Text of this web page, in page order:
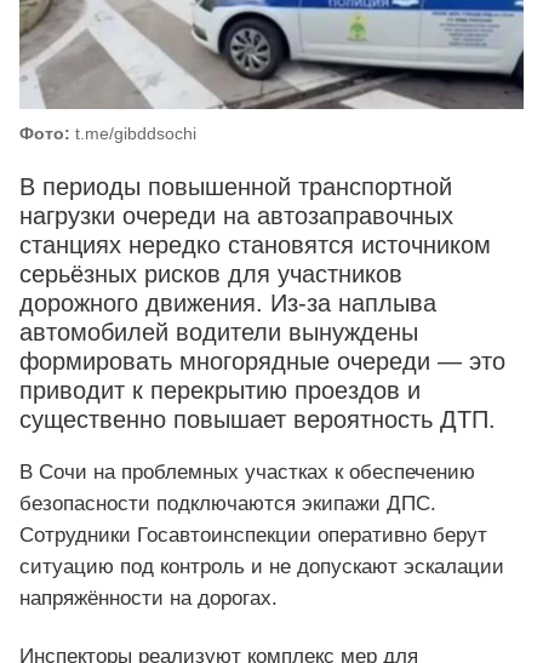
Фото: t.me/gibddsochi
В периоды повышенной транспортной
нагрузки очереди на автозаправочных
станциях нередко становятся источником
серьёзных рисков для участников
дорожного движения. Из‑за наплыва
автомобилей водители вынуждены
формировать многорядные очереди — это
приводит к перекрытию проездов и
существенно повышает вероятность ДТП.
В Сочи на проблемных участках к обеспечению
безопасности подключаются экипажи ДПС.
Сотрудники Госавтоинспекции оперативно берут
ситуацию под контроль и не допускают эскалации
напряжённости на дорогах.
Инспекторы реализуют комплекс мер для